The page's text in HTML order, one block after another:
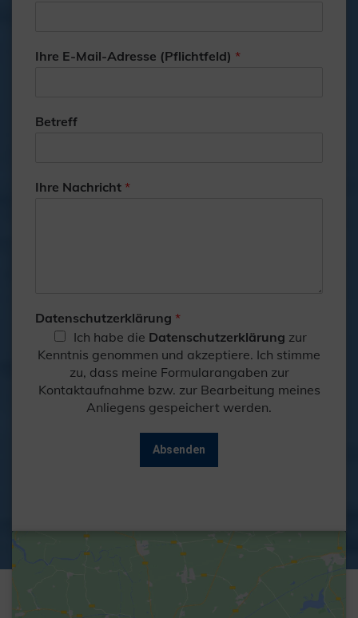
Ihre E-Mail-Adresse (Pflichtfeld) *
Betreff
Ihre Nachricht *
Datenschutzerklärung *
Ich habe die Datenschutzerklärung zur
Kenntnis genommen und akzeptiere. Ich stimme
zu, dass meine Formularangaben zur
Kontaktaufnahme bzw. zur Bearbeitung meines
Anliegens gespeichert werden.
Absenden